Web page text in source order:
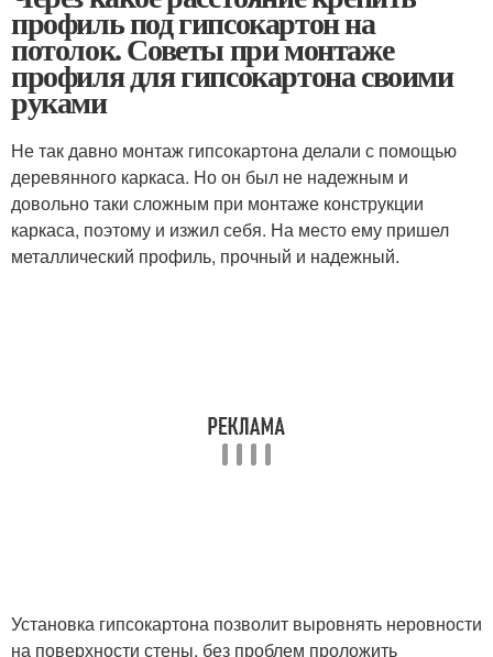
профиль под гипсокартон на
потолок. Советы при монтаже
профиля для гипсокартона своими
руками
Не так давно монтаж гипсокартона делали с помощью
деревянного каркаса. Но он был не надежным и
довольно таки сложным при монтаже конструкции
каркаса, поэтому и изжил себя. На место ему пришел
металлический профиль, прочный и надежный.
Установка гипсокартона позволит выровнять неровности
на поверхности стены, без проблем проложить